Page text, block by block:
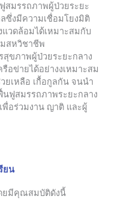
สมรรถภาพผู้ป่วยระยะ
ซึ่งมีความเชื่อมโยงมิติ
วดล้อมได้เหมาะสมกับ
สหวิชาชีพ
สุขภาพผู้ป่วยระยะกลาง
อข่ายได้อย่างงเหมาะสม
ยเหลือ เกื้อกูลกัน จนนำ
ฟูสมรรถภาพระยะกลาง
พื่อร่วมงาน ญาติ และผู้
ยน
ยมีคุณสมบัติดังนี้